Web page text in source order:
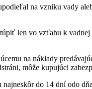
na vzniku vady
len vo vzťahu k
na náklady
môže kupujúci
do 14 dní odo